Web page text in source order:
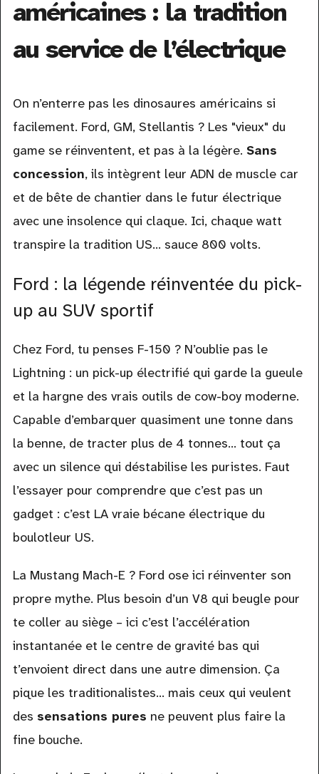
américaines : la tradition
au service de l’électrique
On n’enterre pas les dinosaures américains si
facilement. Ford, GM, Stellantis ? Les "vieux" du
game se réinventent, et pas à la légère. Sans
concession, ils intègrent leur ADN de muscle car
et de bête de chantier dans le futur électrique
avec une insolence qui claque. Ici, chaque watt
transpire la tradition US... sauce 800 volts.
Ford : la légende réinventée du pick-
up au SUV sportif
Chez Ford, tu penses F-150 ? N’oublie pas le
Lightning : un pick-up électrifié qui garde la gueule
et la hargne des vrais outils de cow-boy moderne.
Capable d’embarquer quasiment une tonne dans
la benne, de tracter plus de 4 tonnes… tout ça
avec un silence qui déstabilise les puristes. Faut
l’essayer pour comprendre que c’est pas un
gadget : c’est LA vraie bécane électrique du
boulotleur US.
La Mustang Mach-E ? Ford ose ici réinventer son
propre mythe. Plus besoin d’un V8 qui beugle pour
te coller au siège – ici c’est l’accélération
instantanée et le centre de gravité bas qui
t’envoient direct dans une autre dimension. Ça
pique les traditionalistes… mais ceux qui veulent
des sensations pures ne peuvent plus faire la
fine bouche.